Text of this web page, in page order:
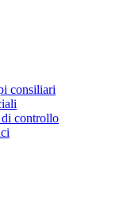
consiliari
controllo